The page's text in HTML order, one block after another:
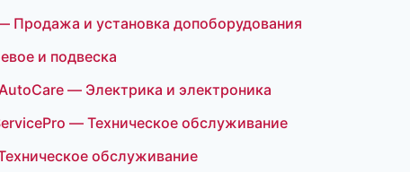
Продажа и установка допоборудования
и подвеска
— Электрика и электроника
— Техническое обслуживание
обслуживание